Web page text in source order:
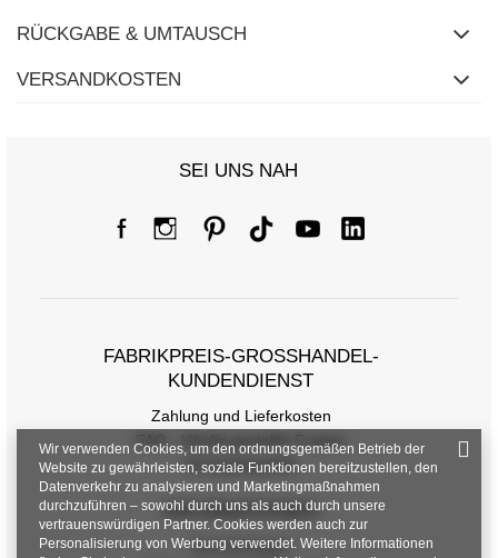
RÜCKGABE & UMTAUSCH
VERSANDKOSTEN
SEI UNS NAH
FABRIKPREIS-GROSSHANDEL-K
UNDENDIENST
Zahlung und Lieferkosten
FAQ - Häufig gestellte Fragen
Rückgabepolitik
INFORMATIONEN
Verordnungen
Wir verwenden Cookies, um den ordnungsgemäßen Betrieb der
Website zu gewährleisten, soziale Funktionen bereitzustellen, den
Datenverkehr zu analysieren und Marketingmaßnahmen
durchzuführen – sowohl durch uns als auch durch unsere
vertrauenswürdigen Partner. Cookies werden auch zur
Personalisierung von Werbung verwendet. Weitere Informationen